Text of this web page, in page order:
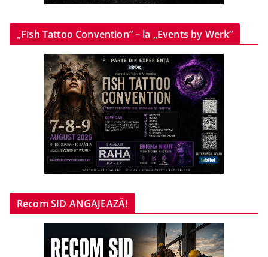
„Fish Tattoo Convention” – la „Events by Werk”
Recom SID ANGAJEAZĂ!